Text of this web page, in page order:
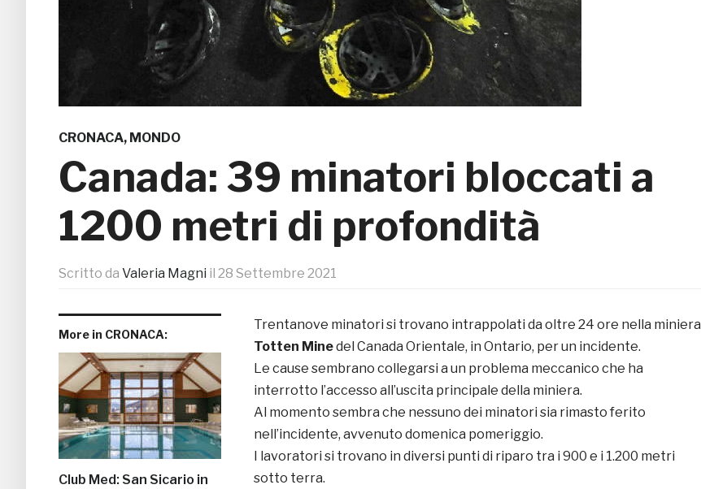
CRONACA, MONDO
Canada: 39 minatori bloccati a
1200 metri di profondità
Scritto da Valeria Magni il 28 Settembre 2021
More in CRONACA:
Club Med: San Sicario in
Trentanove minatori si trovano intrappolati da oltre 24 ore nella miniera
Totten Minedel Canada Orientale, in Ontario, per un incidente.
Le cause sembrano collegarsi a un problema meccanico che ha
interrotto l’accesso all’uscita principale della miniera.
Al momento sembra che nessuno dei minatori sia rimasto ferito
nell’incidente, avvenuto domenica pomeriggio.
I lavoratori si trovano in diversi punti di riparo tra i 900 e i 1.200 metri
sotto terra.